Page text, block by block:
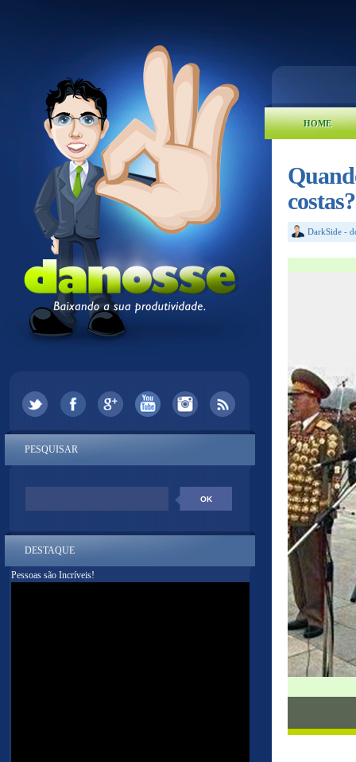
HOME
costas?
DarkSide -
PESQUISAR
DESTAQUE
Pessoas são Incríveis!